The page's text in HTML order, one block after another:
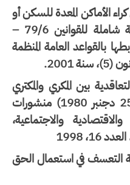
المعدة للسكن أو
الاستعمال المهني، دراسة شاملة للقوانين 79/6 –
ربطها بالقواعد العامة المنظمة
بين المكري والمكتري
(القانون 79/6 بظهير 25 دجنبر 1980) منشورات
والاجتماعية،
في استعمال الحق